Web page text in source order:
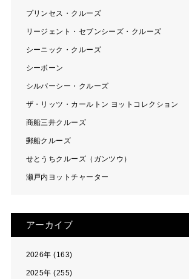
プリンセス・クルーズ
リージェント・セブンシーズ・クルーズ
シーニック・クルーズ
シーボーン
シルバーシー・クルーズ
ザ・リッツ・カールトン ヨットコレクション
商船三井クルーズ
郵船クルーズ
せとうちクルーズ（ガンツウ）
瀬戸内ヨットチャーター
アーカイブ
2026年 (163)
2025年 (255)